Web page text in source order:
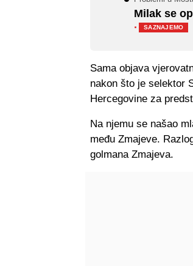
Milak se
·
SAZNAJEMO
Sama objava
nakon što je selektor
Hercegovine za
Na njemu se našao
među Zmajeve.
golmana Zmajeva.